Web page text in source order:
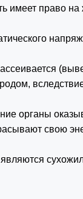
имеет право на
органы
свою